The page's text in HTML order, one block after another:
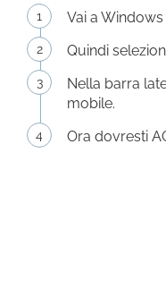
Vai a
Quindi
Nella barra
mobile.
Ora dovresti